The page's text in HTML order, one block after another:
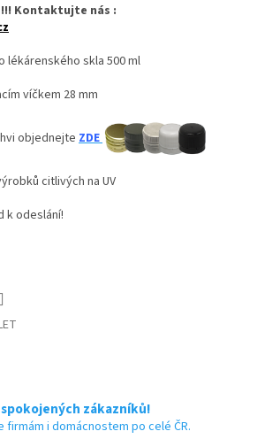
Kontaktujte nás :
lékárenského skla 500 ml
víčkem 28 mm
objednejte ZDE
citlivých na UV
k odeslání!
spokojených zákazníků!
firmám i domácnostem po celé ČR.